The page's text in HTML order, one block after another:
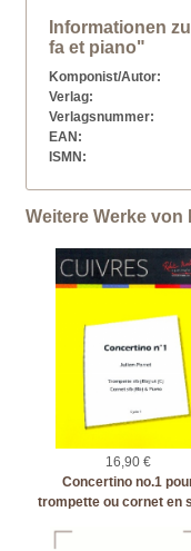
Informationen
fa et piano"
Komponist/Autor:
Verlag:
Verlagsnummer:
EAN:
ISMN:
Weitere Werke von
16,90 €
Concertino no.1
trompette ou cornet en